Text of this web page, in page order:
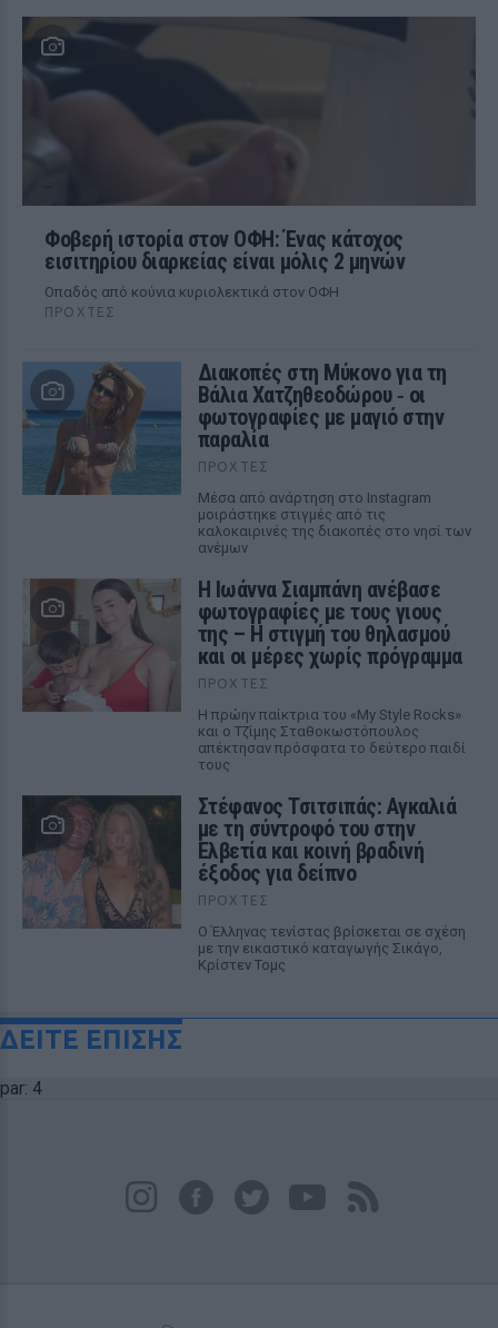
Φοβερή ιστορία στον ΟΦΗ: Ένας κάτοχος
εισιτηρίου διαρκείας είναι μόλις 2 μηνών
Οπαδός από κούνια κυριολεκτικά στον ΟΦΗ
ΠΡΟΧΤΈΣ
Διακοπές στη Μύκονο για τη
Βάλια Χατζηθεοδώρου ‑ οι
φωτογραφίες με μαγιό στην
παραλία
ΠΡΟΧΤΈΣ
Μέσα από ανάρτηση στο Instagram
μοιράστηκε στιγμές από τις
καλοκαιρινές της διακοπές στο νησί των
ανέμων
H Ιωάννα Σιαμπάνη ανέβασε
φωτογραφίες με τους γιους
της – Η στιγμή του θηλασμού
και οι μέρες χωρίς πρόγραμμα
ΠΡΟΧΤΈΣ
Η πρώην παίκτρια του «My Style Rocks»
και ο Τζίμης Σταθοκωστόπουλος
απέκτησαν πρόσφατα το δεύτερο παιδί
τους
Στέφανος Τσιτσιπάς: Αγκαλιά
με τη σύντροφό του στην
Ελβετία και κοινή βραδινή
έξοδος για δείπνο
ΠΡΟΧΤΈΣ
Ο Έλληνας τενίστας βρίσκεται σε σχέση
με την εικαστικό καταγωγής Σικάγο,
Κρίστεν Τομς
ΔΕΙΤΕ ΕΠΙΣΗΣ
par: 4